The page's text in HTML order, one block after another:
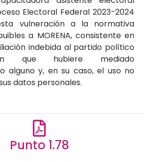
Electoral Federal 2023-2024
vulneración a la normativa
a MORENA, consistente en
indebida al partido político
que hubiere mediado
alguno y, en su caso, el uso no
datos personales.
Punto 1.78